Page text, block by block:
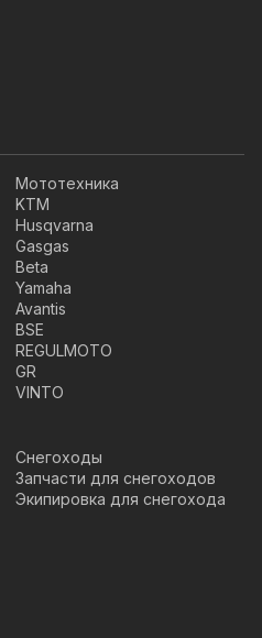
Мототехника
KTM
Husqvarna
Gasgas
Beta
Yamaha
Avantis
BSE
REGULMOTO
GR
VINTO
Снегоходы
Запчасти для снегоходов
Экипировка для снегохода